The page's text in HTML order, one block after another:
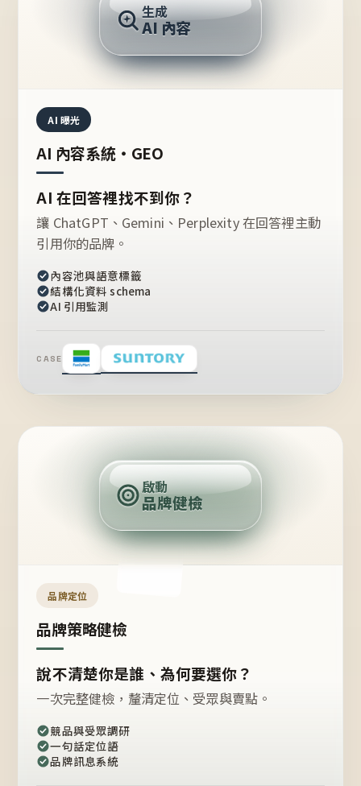
推薦的台灣品牌？
生成
AI 內容
AI 曝光
AI 內容系統・GEO
AI 在回答裡找不到你？
讓 ChatGPT、Gemini、Perplexity 在回答裡主動
引用你的品牌。
內容池與語意標籤
結構化資料 schema
AI 引用監測
CASE
定
位
點
啟動
品牌健檢
品牌定位
品牌策略健檢
說不清楚你是誰、為何要選你？
一次完整健檢，釐清定位、受眾與賣點。
競品與受眾調研
一句話定位語
品牌訊息系統